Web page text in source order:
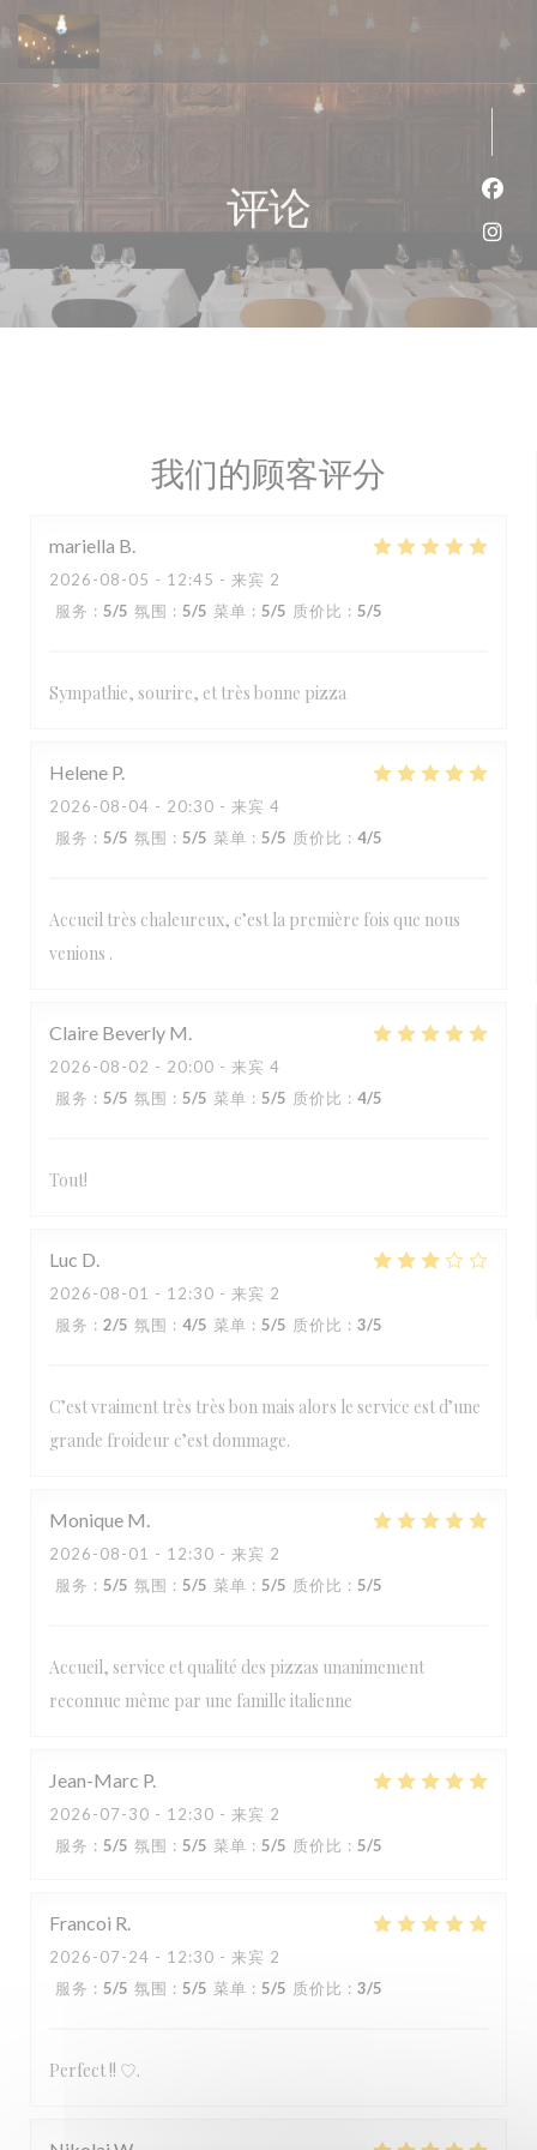
Cookie管理面板
评论
我们的顾客评分
mariella B
2026-08-05 - 12:45 - 来宾 2
服务 : 5/5 氛围 : 5/5 菜单 : 5/5 质价比 : 5/5
Sympathie, sourire, et très bonne pizza
Helene P
2026-08-04 - 20:30 - 来宾 4
服务 : 5/5 氛围 : 5/5 菜单 : 5/5 质价比 : 4/5
Accueil très chaleureux, c’est la première fois que nous
venions .
Claire Beverly M
2026-08-02 - 20:00 - 来宾 4
服务 : 5/5 氛围 : 5/5 菜单 : 5/5 质价比 : 4/5
Tout!
Luc D
2026-08-01 - 12:30 - 来宾 2
服务 : 2/5 氛围 : 4/5 菜单 : 5/5 质价比 : 3/5
C’est vraiment très très bon mais alors le service est d’une
grande froideur c’est dommage.
Monique M
2026-08-01 - 12:30 - 来宾 2
服务 : 5/5 氛围 : 5/5 菜单 : 5/5 质价比 : 5/5
Accueil, service et qualité des pizzas unanimement
reconnue même par une famille italienne
Jean-Marc P
2026-07-30 - 12:30 - 来宾 2
服务 : 5/5 氛围 : 5/5 菜单 : 5/5 质价比 : 5/5
Francoi R
2026-07-24 - 12:30 - 来宾 2
服务 : 5/5 氛围 : 5/5 菜单 : 5/5 质价比 : 3/5
Perfect !! ♡.